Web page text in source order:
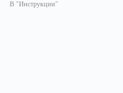
В "Инструкции"